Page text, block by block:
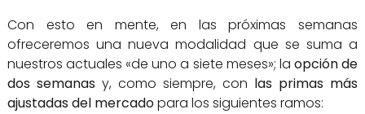
Con esto en mente, en las próximas semanas
ofreceremos una nueva modalidad que se suma a
nuestros actuales «de uno a siete meses»; la opción de
dos semanasy, como siempre, con las primas más
ajustadas del mercadopara los siguientes ramos: